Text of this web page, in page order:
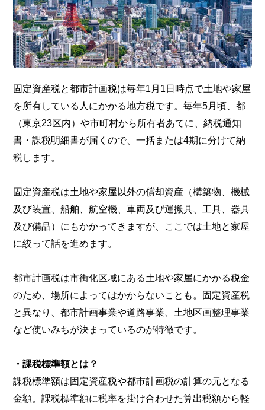
固定資産税と都市計画税は毎年1月1日時点で土地や家屋
を所有している人にかかる地方税です。毎年5月頃、都
（東京23区内）や市町村から所有者あてに、納税通知
書・課税明細書が届くので、一括または4期に分けて納
税します。
固定資産税は土地や家屋以外の償却資産（構築物、機械
及び装置、船舶、航空機、車両及び運搬具、工具、器具
及び備品）にもかかってきますが、ここでは土地と家屋
に絞って話を進めます。
都市計画税は市街化区域にある土地や家屋にかかる税金
のため、場所によってはかからないことも。固定資産税
と異なり、都市計画事業や道路事業、土地区画整理事業
など使いみちが決まっているのが特徴です。
・課税標準額とは？
課税標準額は固定資産税や都市計画税の計算の元となる
金額。課税標準額に税率を掛け合わせた算出税額から軽